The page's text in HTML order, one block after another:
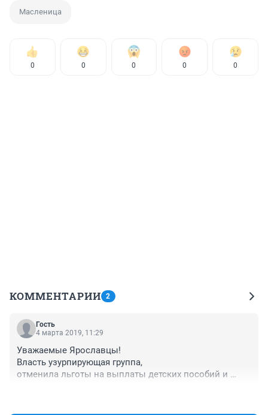
Масленица
0 0 0 0 0
КОММЕНТАРИИ 2
Гость
4 марта 2019, 11:29
Уважаемые Ярославцы!
Власть узурпирующая группа,
отменила льготы на выплаты детских пособий и